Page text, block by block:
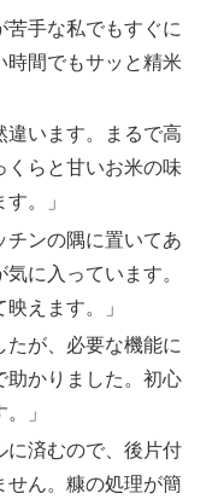
苦手な私でもすぐに
時間でもサッと精米
違います。まるで高
くらと甘いお米の味
。」
チンの隅に置いてあ
に入っています。
えます。」
たが、必要な機能に
助かりました。初心
」
に済むので、後片付
せん。糠の処理が簡